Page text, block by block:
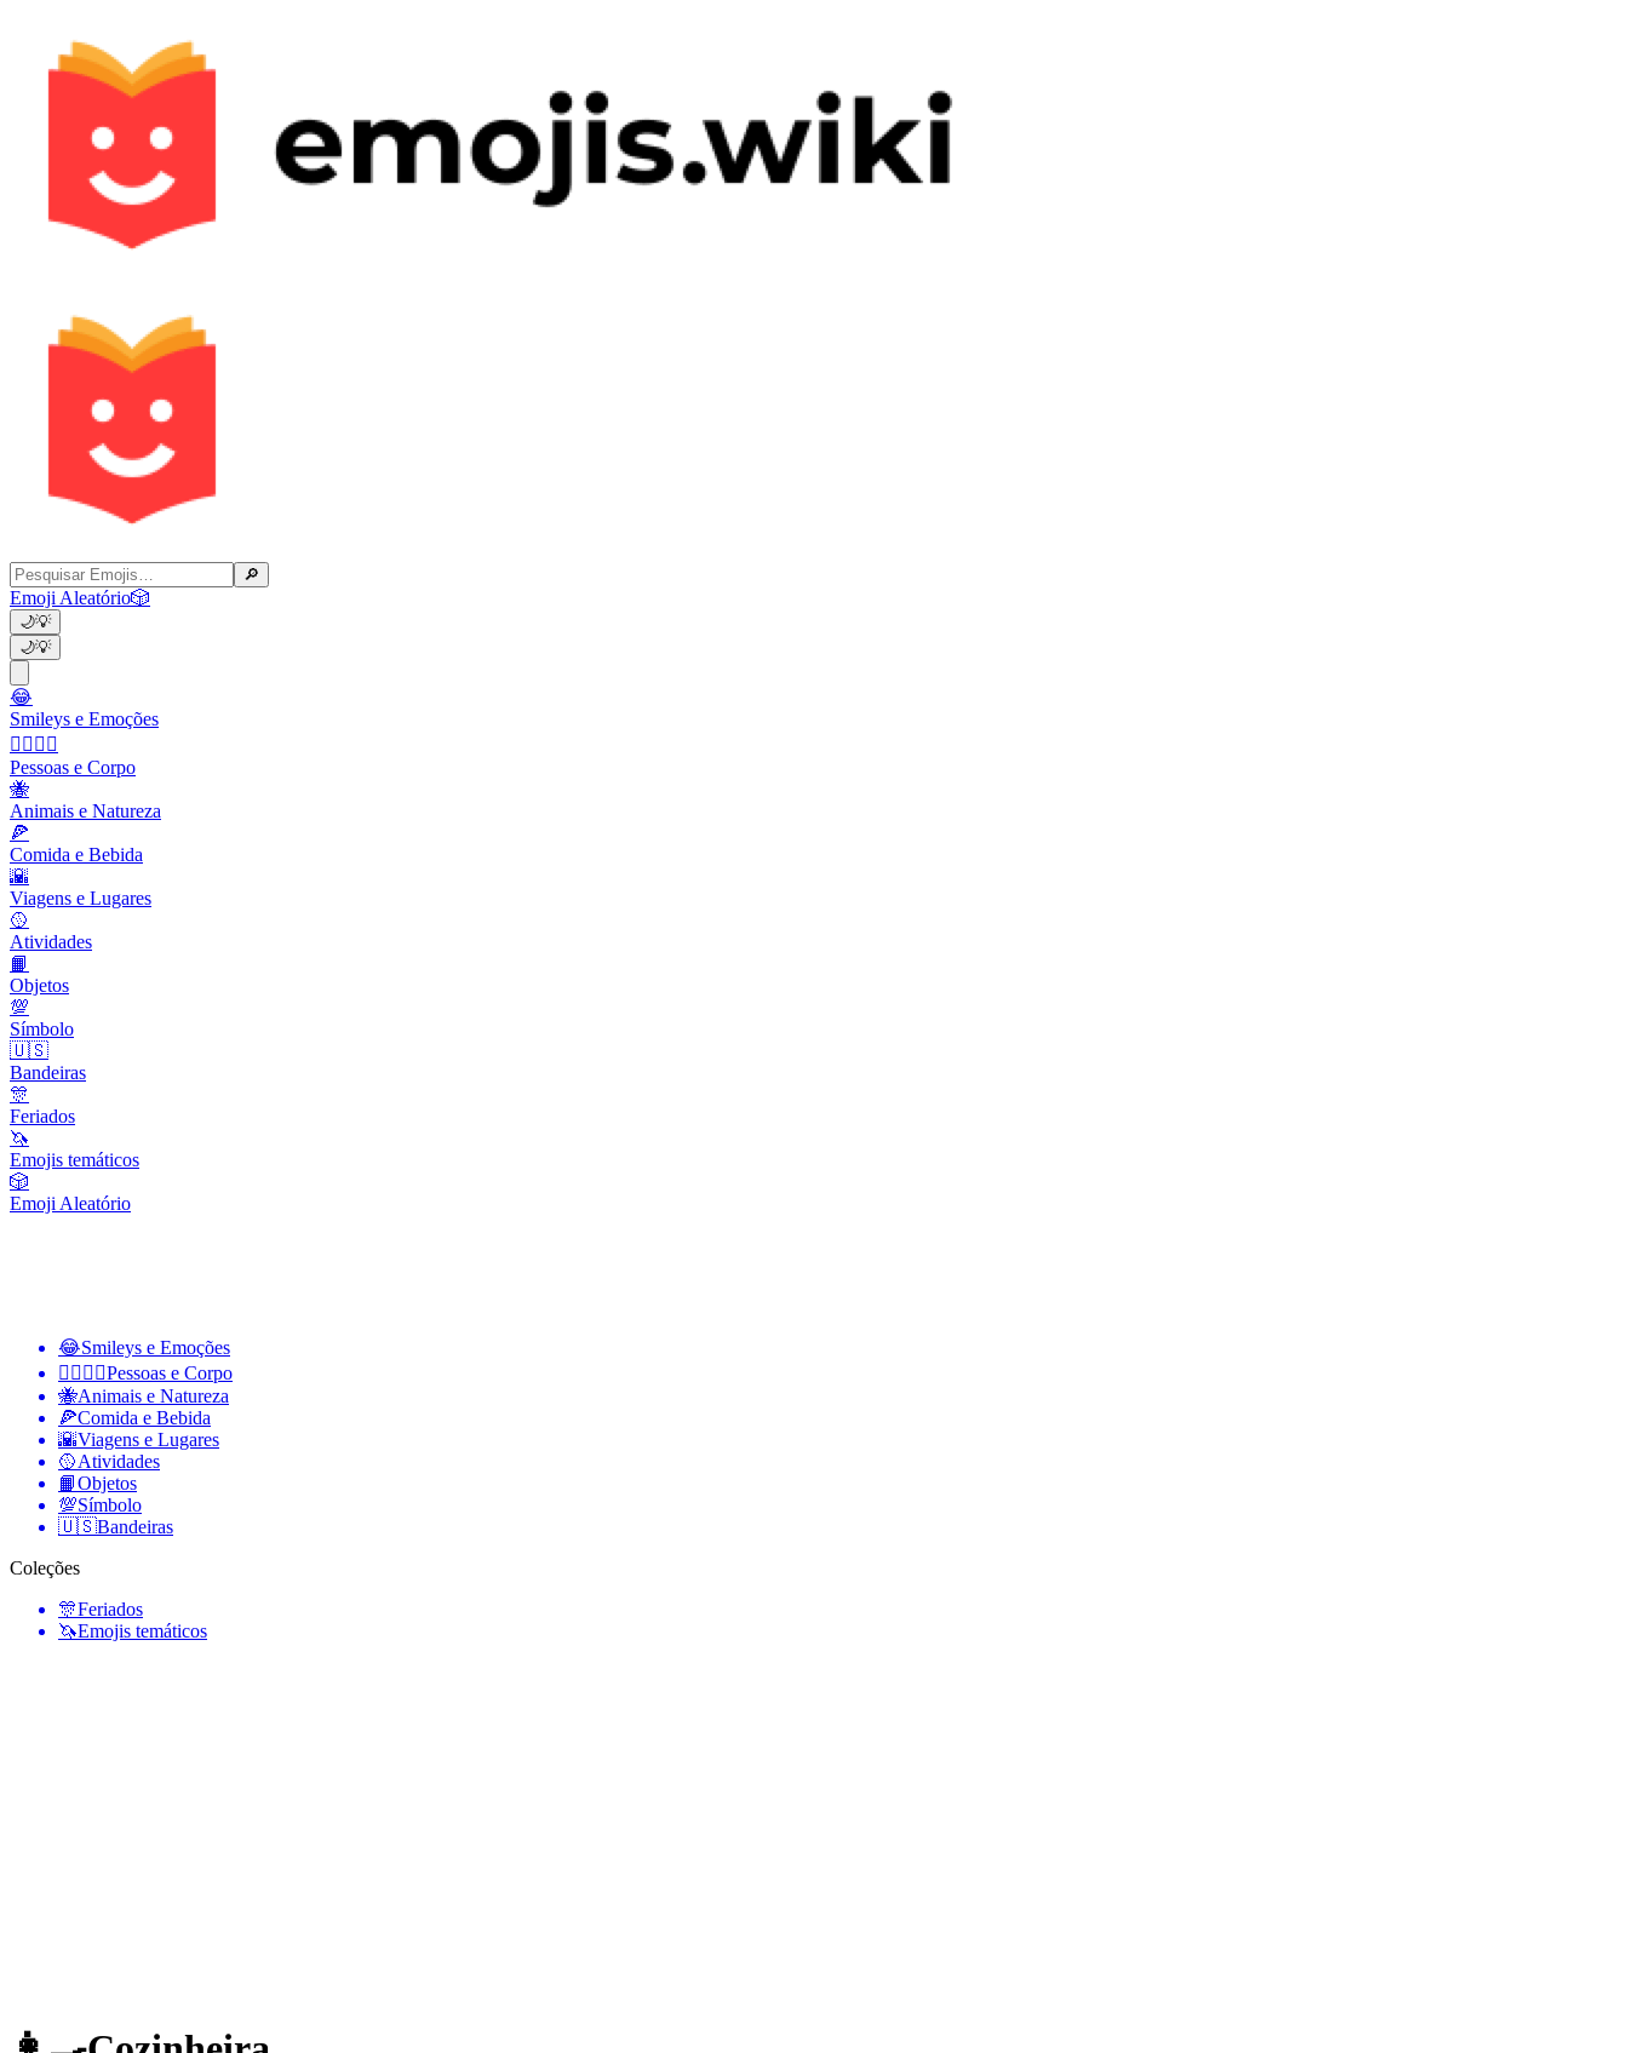
🔎
Emoji Aleatório🎲
🌙💡
🌙💡
😂
Smileys e Emoções
👩‍❤️‍💋‍👨
Pessoas e Corpo
🐝
Animais e Natureza
🍕
Comida e Bebida
🌇
Viagens e Lugares
🥎
Atividades
📙
Objetos
💯
Símbolo
🇺🇸
Bandeiras
🎊
Feriados
🦄
Emojis temáticos
🎲
Emoji Aleatório
😂Smileys e Emoções
👩‍❤️‍💋‍👨Pessoas e Corpo
🐝Animais e Natureza
🍕Comida e Bebida
🌇Viagens e Lugares
🥎Atividades
📙Objetos
💯Símbolo
🇺🇸Bandeiras
Coleções
🎊Feriados
🦄Emojis temáticos